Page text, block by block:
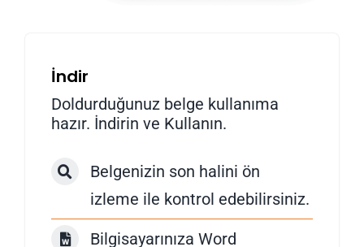
İndir
Doldurduğunuz belge kullanıma
hazır. İndirin ve Kullanın.
Belgenizin son halini ön
izleme ile kontrol edebilirsiniz.
Bilgisayarınıza Word